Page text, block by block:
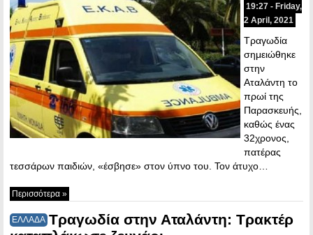
19:27 - Friday,
2 April, 2021
Tραγωδία
σημειώθηκε
στην
Αταλάντη το
πρωί της
Παρασκευής,
καθώς ένας
32χρονος,
πατέρας
τεσσάρων παιδιών, «έσβησε» στον ύπνο του. Τον άτυχο…
Περισσότερα »
ΕΛΛΑΔΑ Τραγωδία στην Αταλάντη: Τρακτέρ